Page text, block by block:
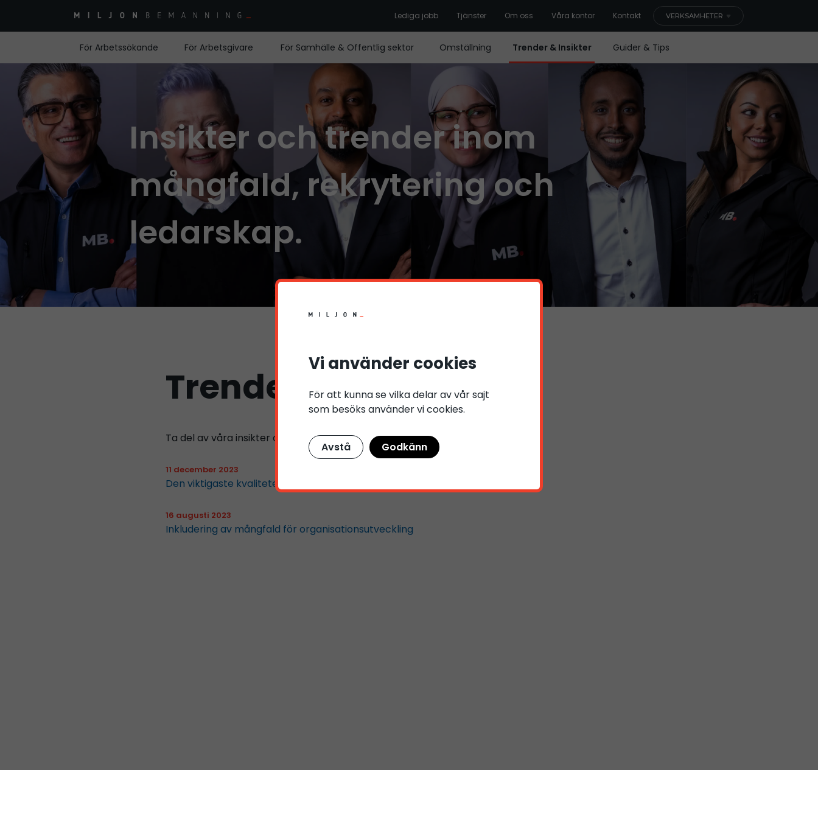
Lediga jobb Tjänster Om oss Våra kontor Kontakt VERKSAMHETER
För Arbetssökande För Arbetsgivare För Samhälle & Offentlig sektor Omställning Trender & Insikter Guider & Tips
Insikter och trender inom
mångfald, rekrytering och
ledarskap.
Trender & Insikter
Ta del av våra insikter och trender inom mångfald, rekrytering och ledarskap.
11 december 2023
Den viktigaste kvaliteten hos en arbetsgivare
16 augusti 2023
Inkludering av mångfald för organisationsutveckling
Vi använder cookies
För att kunna se vilka delar av vår sajt
som besöks använder vi cookies.
Avstå Godkänn